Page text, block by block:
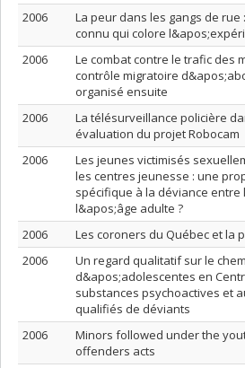
2006
La peur dans les gangs de rue
connu qui colore
2006
Le combat contre le trafic des
contrôle migratoire
organisé ensuite
2006
La télésurveillance policière
évaluation du projet Robocam
2006
Les jeunes victimisés
les centres jeunesse : une
spécifique à la déviance
l&apos;âge adulte ?
2006
Les coroners du Québec et la
2006
Un regard qualitatif sur le
d&apos;adolescentes en
substances psychoactives et
qualifiés de déviants
2006
Minors followed under the
offenders acts